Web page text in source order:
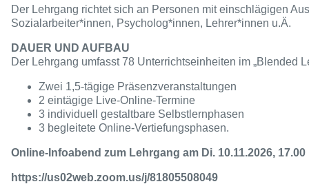
Der Lehrgang richtet sich an Personen mit einschlägigen
Sozialarbeiter*innen, Psycholog*innen, Lehrer*innen u.Ä.
DAUER UND AUFBAU
Der Lehrgang umfasst 78 Unterrichtseinheiten im
Zwei 1,5-tägige Präsenzveranstaltungen
2 eintägige Live-Online-Termine
3 individuell gestaltbare Selbstlernphasen
3 begleitete Online-Vertiefungsphasen.
Online-Infoabend zum Lehrgang am Di. 10.11.2026,
https://us02web.zoom.us/j/81805508049